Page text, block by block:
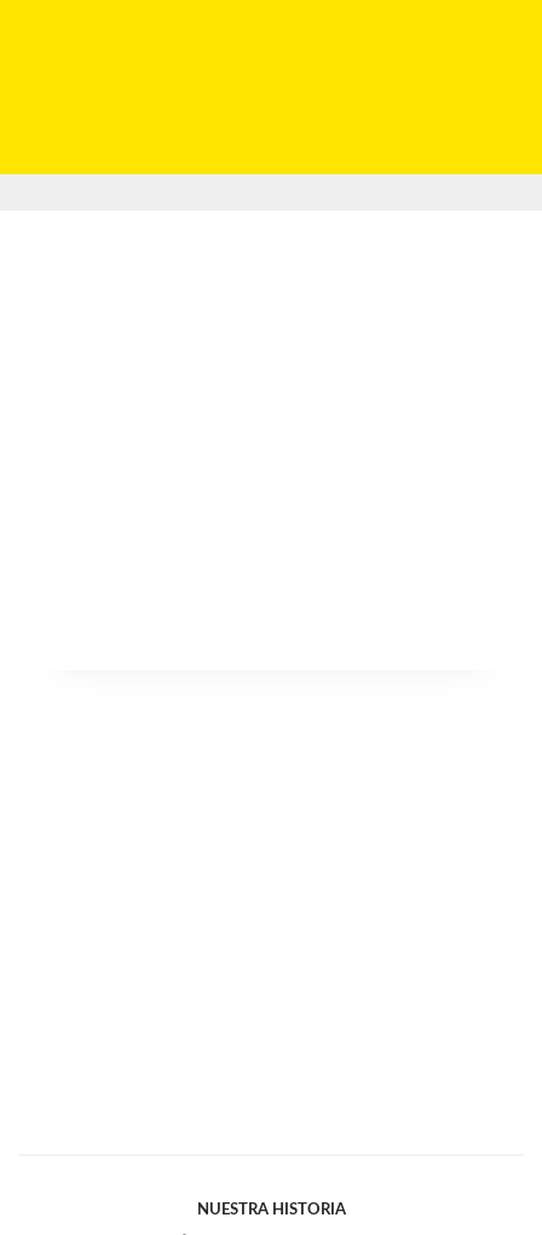
NUESTRA HISTORIA